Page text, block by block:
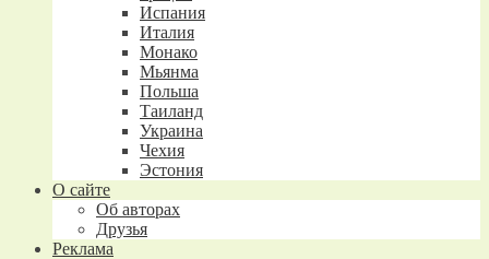
Испания
Италия
Монако
Мьянма
Польша
Таиланд
Украина
Чехия
Эстония
О сайте
Об авторах
Друзья
Реклама